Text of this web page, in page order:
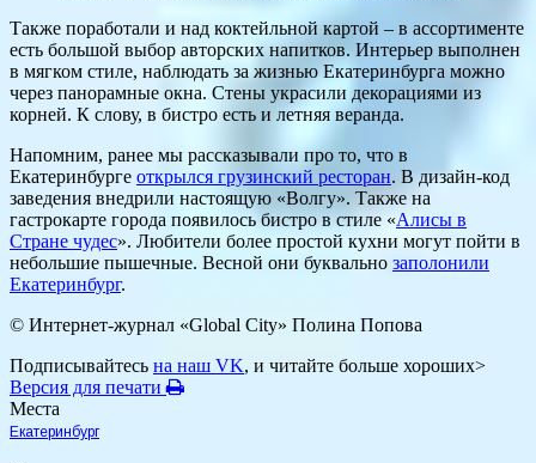
Также поработали и над коктейльной картой – в ассортименте
есть большой выбор авторских напитков. Интерьер выполнен
в мягком стиле, наблюдать за жизнью Екатеринбурга можно
через панорамные окна. Стены украсили декорациями из
корней. К слову, в бистро есть и летняя веранда.
Напомним, ранее мы рассказывали про то, что в
Екатеринбурге открылся грузинский ресторан. В дизайн-код
заведения внедрили настоящую «Волгу». Также на
гастрокарте города появилось бистро в стиле «Алисы в
Стране чудес». Любители более простой кухни могут пойти в
небольшие пышечные. Весной они буквально заполонили
Екатеринбург.
© Интернет-журнал «Global City» Полина Попова
Подписывайтесь на наш VK, и читайте больше хороших>
Версия для печати
Места
Екатеринбург